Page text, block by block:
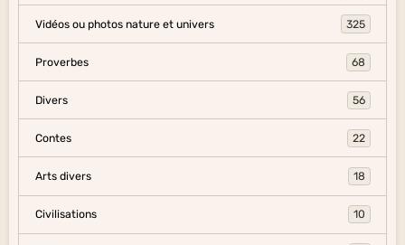
Vidéos ou photos nature et univers 325
Proverbes 68
Divers 56
Contes 22
Arts divers 18
Civilisations 10